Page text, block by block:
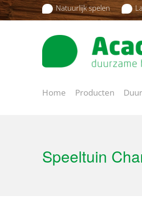
Natuurlijk spelen
Home Producten
Speeltuin